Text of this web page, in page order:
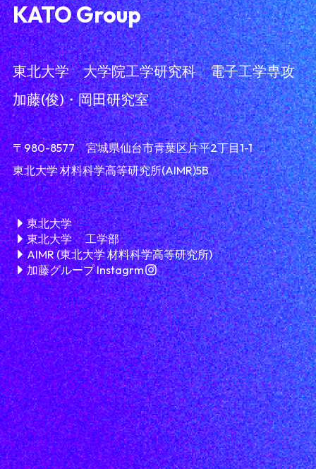
KATO Group
東北大学 大学院工学研究科 電子工学専攻
加藤(俊)・岡田研究室
〒980-8577 宮城県仙台市青葉区片平2丁目1-1
東北大学 材料科学高等研究所(AIMR)5B
TEL:022-217-6177
東北大学
東北大学 工学部
AIMR (東北大学 材料科学高等研究所)
加藤グループ Instagrm